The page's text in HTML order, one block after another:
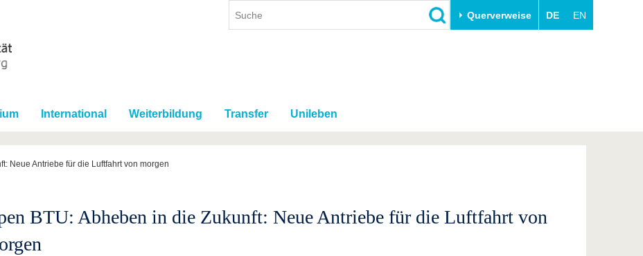
Querverweise DE EN
International Weiterbildung Transfer Unileben
Neue Antriebe für die Luftfahrt von morgen
BTU: Abheben in die Zukunft: Neue Antriebe für die Luftfahrt von